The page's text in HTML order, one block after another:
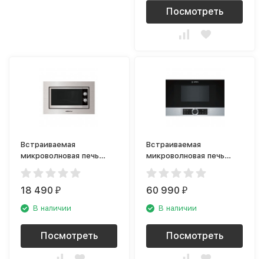
Посмотреть
Встраиваемая
микроволновая печь
Maunfeld JBMO.20.5S
18 490₽
В наличии
Посмотреть
Встраиваемая
микроволновая печь
Bosch BFL 634GS1
60 990₽
В наличии
Посмотреть